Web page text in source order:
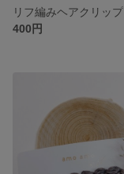
リフ編みヘアクリップ
400円